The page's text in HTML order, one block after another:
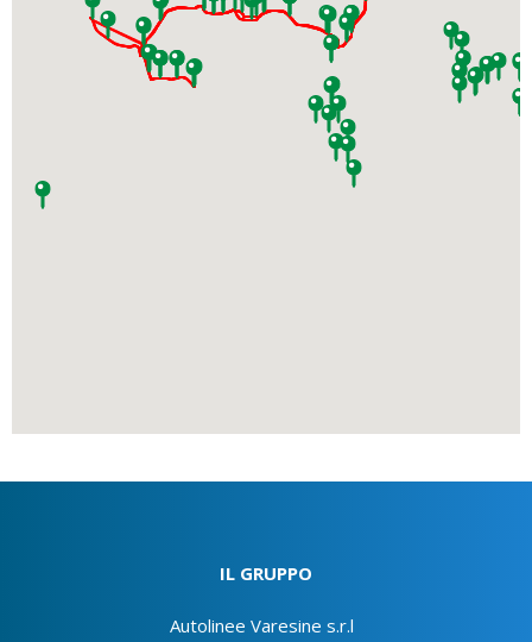
IL GRUPPO
Autolinee Varesine s.r.l